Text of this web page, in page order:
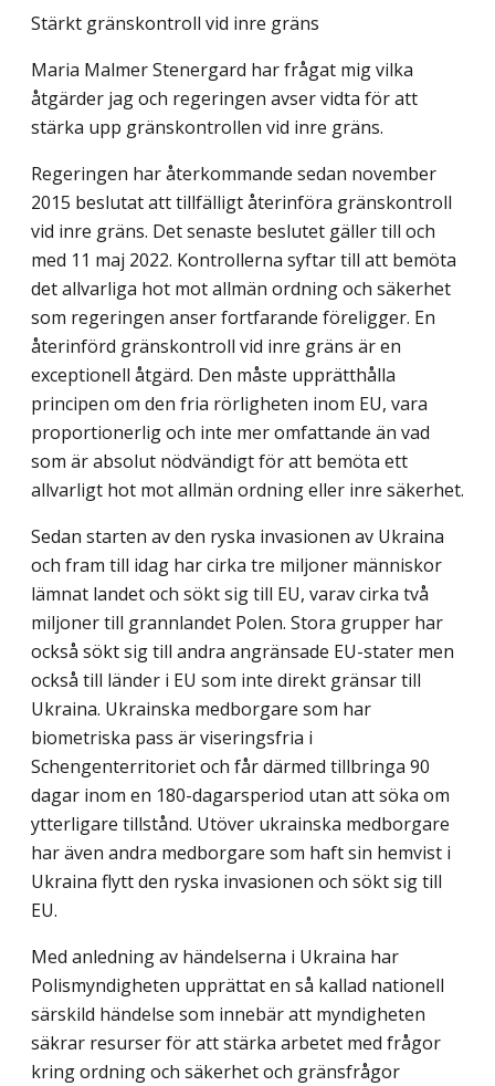
Stärkt gränskontroll vid inre gräns
Maria Malmer Stenergard har frågat mig vilka
åtgärder jag och regeringen avser vidta för att
stärka upp gränskontrollen vid inre gräns.
Regeringen har återkommande sedan november
2015 beslutat att tillfälligt återinföra gränskontroll
vid inre gräns. Det senaste beslutet gäller till och
med 11 maj 2022. Kontrollerna syftar till att bemöta
det allvarliga hot mot allmän ordning och säkerhet
som regeringen anser fortfarande föreligger. En
återinförd gränskontroll vid inre gräns är en
exceptionell åtgärd. Den måste upprätthålla
principen om den fria rörligheten inom EU, vara
proportionerlig och inte mer omfattande än vad
som är absolut nödvändigt för att bemöta ett
allvarligt hot mot allmän ordning eller inre säkerhet.
Sedan starten av den ryska invasionen av Ukraina
och fram till idag har cirka tre miljoner människor
lämnat landet och sökt sig till EU, varav cirka två
miljoner till grannlandet Polen. Stora grupper har
också sökt sig till andra angränsade EU-stater men
också till länder i EU som inte direkt gränsar till
Ukraina. Ukrainska medborgare som har
biometriska pass är viseringsfria i
Schengenterritoriet och får därmed tillbringa 90
dagar inom en 180-dagarsperiod utan att söka om
ytterligare tillstånd. Utöver ukrainska medborgare
har även andra medborgare som haft sin hemvist i
Ukraina flytt den ryska invasionen och sökt sig till
EU.
Med anledning av händelserna i Ukraina har
Polismyndigheten upprättat en så kallad nationell
särskild händelse som innebär att myndigheten
säkrar resurser för att stärka arbetet med frågor
kring ordning och säkerhet och gränsfrågor